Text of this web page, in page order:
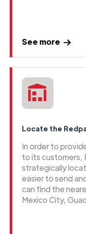
See more
Locate the
In order to
to its customers,
strategically
easier to send
can find the
Mexico City,